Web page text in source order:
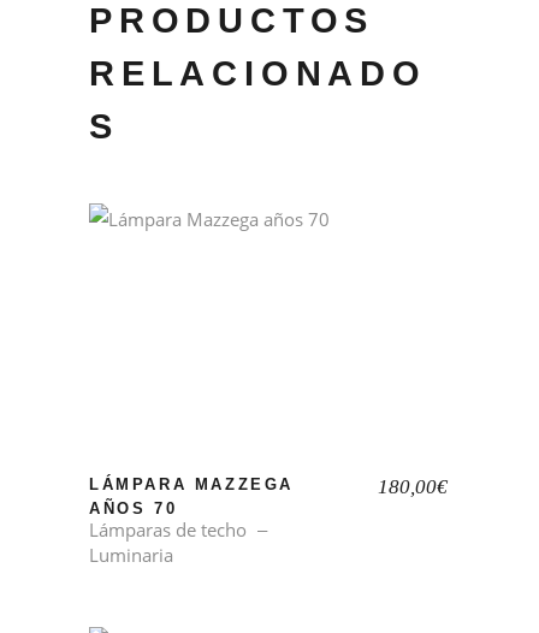
PRODUCTOS
RELACIONADO
S
LÁMPARA MAZZEGA
AÑOS 70
Lámparas de techo
Luminaria
180,00€